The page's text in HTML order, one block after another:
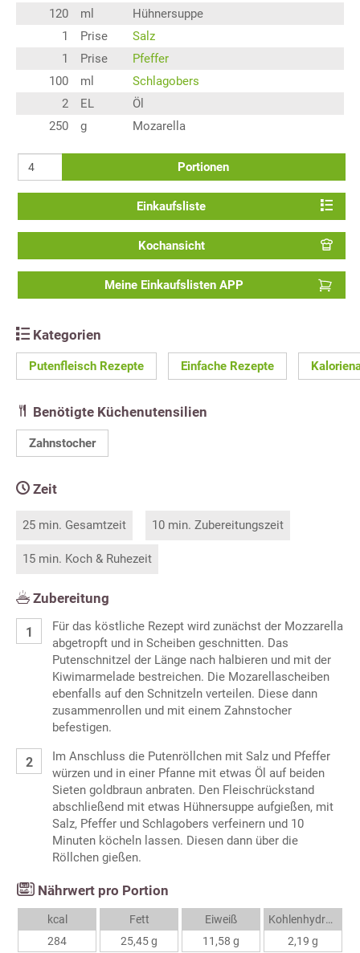
120
ml
Hühnersuppe
1
Prise
Salz
1
Prise
Pfeffer
100
ml
Schlagobers
2
EL
Öl
250
g Mozarella
Portionen
Einkaufsliste
Kochansicht
Meine Einkaufslisten APP
Kategorien
Putenfleisch Rezepte Einfache Rezepte
Benötigte Küchenutensilien
Zahnstocher
Zeit
25 min. Gesamtzeit 10 min. Zubereitungszeit
15 min. Koch & Ruhezeit
Zubereitung
Für das köstliche Rezept wird zunächst der Mozzarella
abgetropft und in Scheiben geschnitten. Das
Putenschnitzel der Länge nach halbieren und mit der
Kiwimarmelade bestreichen. Die Mozarellascheiben
ebenfalls auf den Schnitzeln verteilen. Diese dann
zusammenrollen und mit einem Zahnstocher
befestigen.
Im Anschluss die Putenröllchen mit Salz und Pfeffer
würzen und in einer Pfanne mit etwas Öl auf beiden
Sieten goldbraun anbraten. Den Fleischrückstand
abschließend mit etwas Hühnersuppe aufgießen, mit
Salz, Pfeffer und Schlagobers verfeinern und 10
Minuten köcheln lassen. Diesen dann über die
Röllchen gießen.
Nährwert pro Portion
kcal
284
Fett
25,45 g
Eiweiß
11,58 g
Kohlenhydrate
2,19 g